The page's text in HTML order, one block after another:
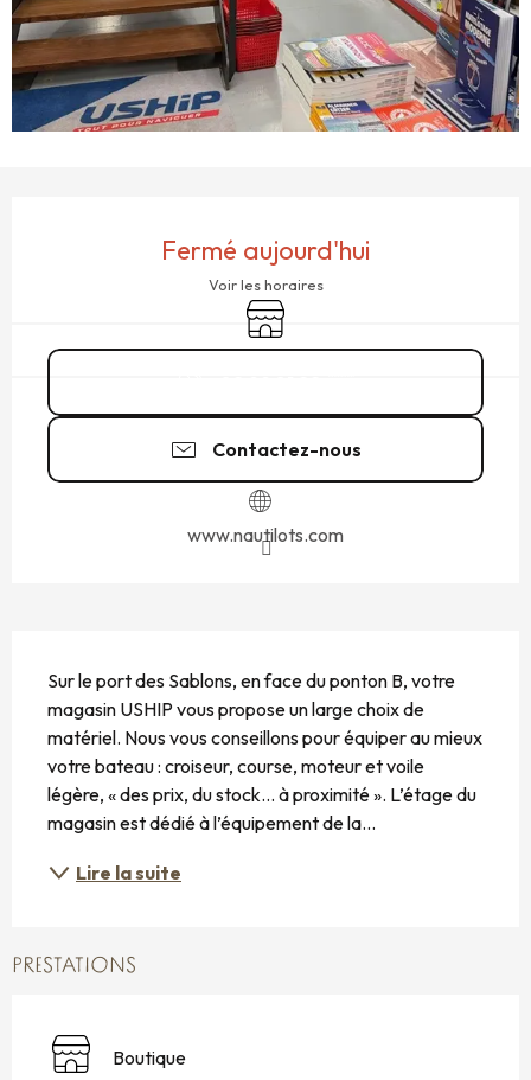
Fermé aujourd'hui
Voir les horaires
Boutique
Contactez-nous
www.nautilots.com
Sur le port des Sablons, en face du ponton B, votre
magasin USHIP vous propose un large choix de
matériel. Nous vous conseillons pour équiper au mieux
votre bateau : croiseur, course, moteur et voile
légère, « des prix, du stock… à proximité ». L’étage du
magasin est dédié à l’équipement de la...
Lire la suite
PRESTATIONS
Boutique